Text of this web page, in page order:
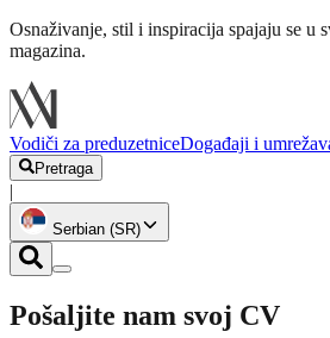
Osnaživanje, stil i inspiracija spajaju se u
magazina.
Vodiči za preduzetniceDogađaji i
Pretraga
|
Serbian (SR)
Pošaljite nam svoj CV